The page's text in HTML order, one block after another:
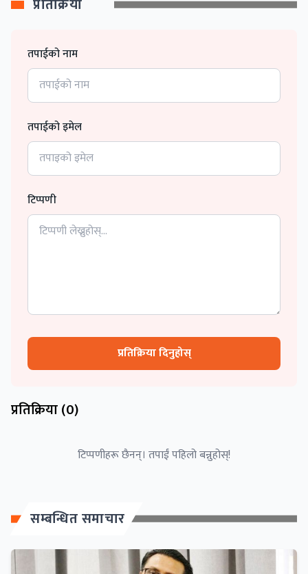
प्रतिक्रिया
तपाईको नाम
तपाईको इमेल
टिप्पणी
प्रतिक्रिया दिनुहोस्
प्रतिक्रिया (0)
टिप्पणीहरू छैनन्। तपाईं पहिलो बन्नुहोस्!
सम्बन्धित समाचार